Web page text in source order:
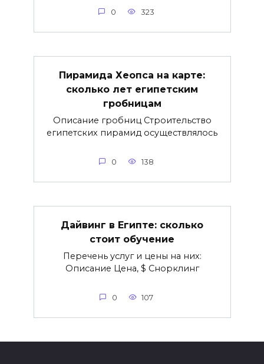
0 323
Пирамида Хеопса на карте:
сколько лет египетским
гробницам
Описание гробниц Строительство
египетских пирамид осуществлялось
0 138
Дайвинг в Египте: сколько
стоит обучение
Перечень услуг и цены на них:
Описание Цена, $ Снорклинг
0 107